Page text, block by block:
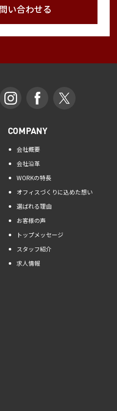
い合わせる
COMPANY
会社概要
会社沿革
WORKの特長
オフィスづくりに込めた想い
選ばれる理由
お客様の声
トップメッセージ
スタッフ紹介
求人情報